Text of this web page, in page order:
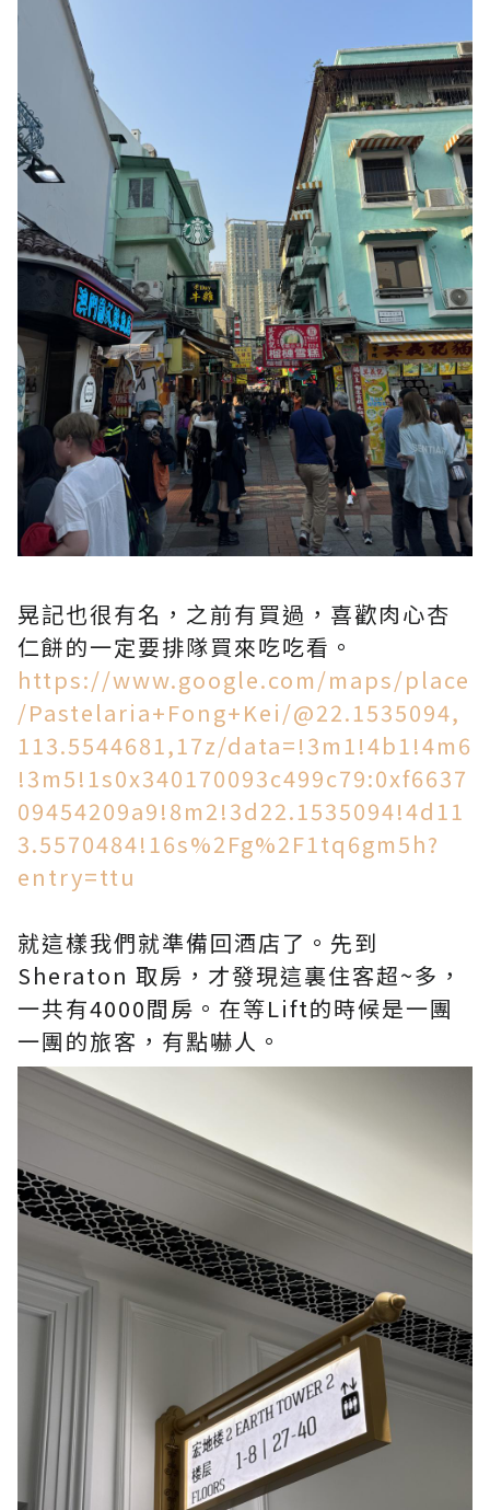
晃記也很有名，之前有買過，喜歡肉心杏
仁餅的一定要排隊買來吃吃看。
https://www.google.com/maps/place
/Pastelaria+Fong+Kei/@22.1535094,
113.5544681,17z/data=!3m1!4b1!4m6
!3m5!1s0x340170093c499c79:0xf6637
09454209a9!8m2!3d22.1535094!4d11
3.5570484!16s%2Fg%2F1tq6gm5h?
entry=ttu
就這樣我們就準備回酒店了。先到
Sheraton 取房，才發現這裏住客超~多，
一共有4000間房。在等Lift的時候是一團
一團的旅客，有點嚇人。